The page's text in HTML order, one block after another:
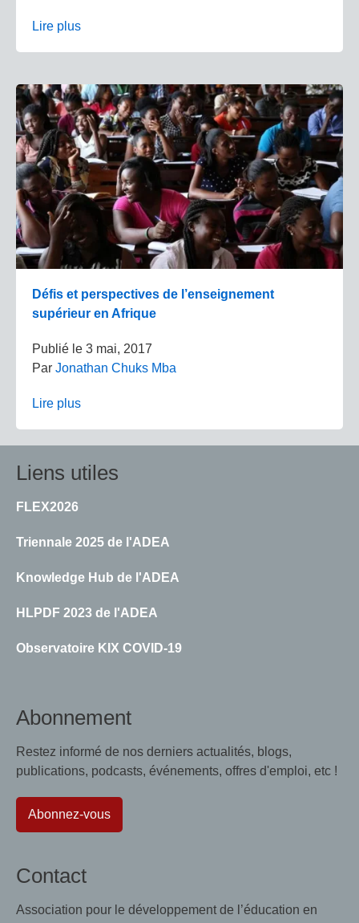
Lire plus
Défis et perspectives de l’enseignement
supérieur en Afrique
Publié le 3 mai, 2017
Par Jonathan Chuks Mba
Lire plus
Liens utiles
FLEX2026
Triennale 2025 de l'ADEA
Knowledge Hub de l'ADEA
HLPDF 2023 de l'ADEA
Observatoire KIX COVID-19
Abonnement
Restez informé de nos derniers actualités, blogs,
publications, podcasts, événements, offres d'emploi, etc !
Abonnez-vous
Contact
Association pour le développement de l’éducation en